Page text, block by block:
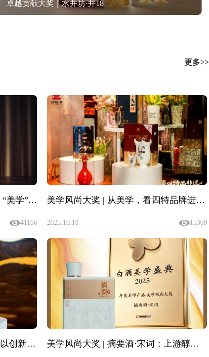
卓越贡献大奖｜水井坊·井18
更多>>
美学风尚大奖 | 赖世家·老壹岁：“美学”是可感知的品质承诺
41166
美学风尚大奖 | 从美学，看四特品牌进阶之路
2025.10.18 15369
美学风尚大奖 | 威士汀酒·V20：以创新实践，引领酱酒新风尚 美学风尚大奖 | 摘要酒·宋词：上游醇柔，宋韵美学